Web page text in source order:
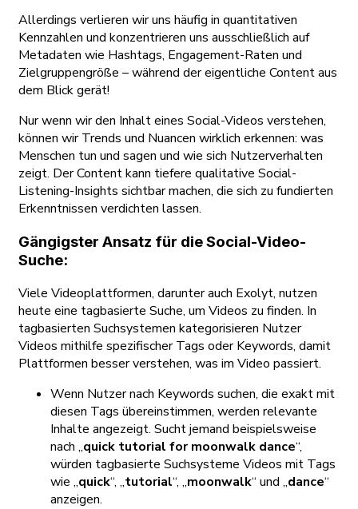
Allerdings verlieren wir uns häufig in quantitativen
Kennzahlen und konzentrieren uns ausschließlich auf
Metadaten wie Hashtags, Engagement-Raten und
Zielgruppengröße – während der eigentliche Content aus
dem Blick gerät!
Nur wenn wir den Inhalt eines Social-Videos verstehen,
können wir Trends und Nuancen wirklich erkennen: was
Menschen tun und sagen und wie sich Nutzerverhalten
zeigt. Der Content kann tiefere qualitative Social-
Listening-Insights sichtbar machen, die sich zu fundierten
Erkenntnissen verdichten lassen.
Gängigster Ansatz für die Social-Video-
Suche:
Viele Videoplattformen, darunter auch Exolyt, nutzen
heute eine tagbasierte Suche, um Videos zu finden. In
tagbasierten Suchsystemen kategorisieren Nutzer
Videos mithilfe spezifischer Tags oder Keywords, damit
Plattformen besser verstehen, was im Video passiert.
Wenn Nutzer nach Keywords suchen, die exakt mit
diesen Tags übereinstimmen, werden relevante
Inhalte angezeigt. Sucht jemand beispielsweise
nach „quick tutorial for moonwalk dance“,
würden tagbasierte Suchsysteme Videos mit Tags
wie „quick“, „tutorial“, „moonwalk“ und „dance“
anzeigen.